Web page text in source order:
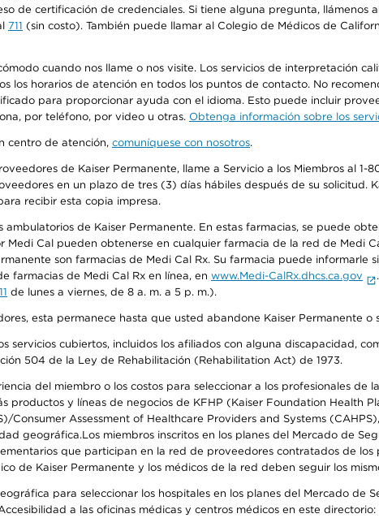
de certificación de credenciales. Si tiene alguna pregunta, llámenos
711 (sin costo). También puede llamar al Colegio de Médicos de
cuando nos llame o nos visite. Los servicios de interpretación
los horarios de atención en todos los puntos de contacto. No
para proporcionar ayuda con el idioma. Esto puede incluir
por teléfono, por video u otras. Obtenga información sobre los
centro de atención, comuníquese con nosotros.
de Kaiser Permanente, llame a Servicio a los Miembros al 1-
en un plazo de tres (3) días hábiles después de su solicitud.
recibir esta copia impresa.
de Kaiser Permanente. En estas farmacias, se puede
Cal pueden obtenerse en cualquier farmacia de la red de Medi
son farmacias de Medi Cal Rx. Su farmacia puede informarle
farmacias de Medi Cal Rx en línea, en www.Medi-CalRx.dhcs.ca.gov
de lunes a viernes, de 8 a. m. a 5 p. m.).
esta permanece hasta que usted abandone Kaiser Permanente o
servicios cubiertos, incluidos los afiliados con alguna discapacidad,
504 de la Ley de Rehabilitación (Rehabilitation Act) de 1973.
del miembro o los costos para seleccionar a los profesionales de
productos y líneas de negocios de KFHP (Kaiser Foundation Health
Assessment of Healthcare Providers and Systems
geográfica.Los miembros inscritos en los planes del Mercado de
que participan en la red de proveedores contratados de los
de Kaiser Permanente y los médicos de la red deben seguir los
para seleccionar los hospitales en los planes del Mercado de
a las oficinas médicas y centros médicos en este